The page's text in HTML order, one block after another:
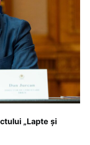
„Lapte și